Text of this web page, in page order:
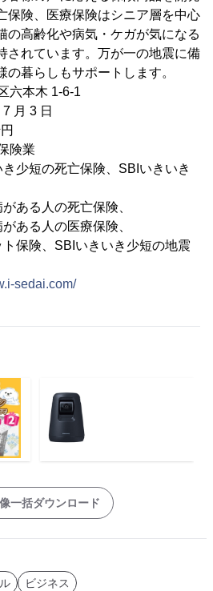
保険、医療保険はシニア層を中心
の高齢化や病気・ケガが気になる
されています。万が一の地震に備
の暮らしもサポートします。
六本木 1-6-1
月 3 日
険業
き少短の死亡保険、SBIいきいき
ある人の死亡保険、
ある人の医療保険、
保険、SBIいきいき少短の地震
sedai.com/
一括ダウンロード
ビジネス